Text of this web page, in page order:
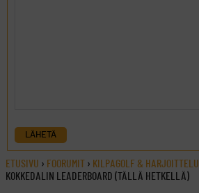
LÄHETÄ
ETUSIVU › FOORUMIT › KILPAGOLF & HARJOITTELU
KOKKEDALIN LEADERBOARD (TÄLLÄ HETKELLÄ)